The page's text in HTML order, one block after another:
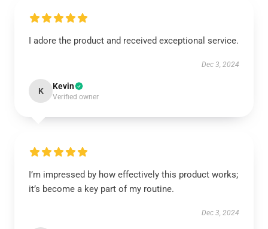
I adore the product and received exceptional service.
Dec 3, 2024
K Kevin
Verified owner
I’m impressed by how effectively this product works;
it’s become a key part of my routine.
Dec 3, 2024